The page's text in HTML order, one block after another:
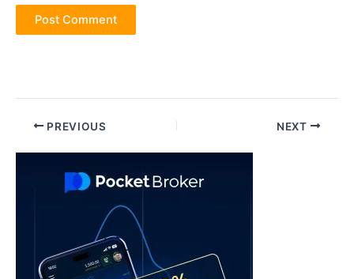
Post PREVIOUS NEXT